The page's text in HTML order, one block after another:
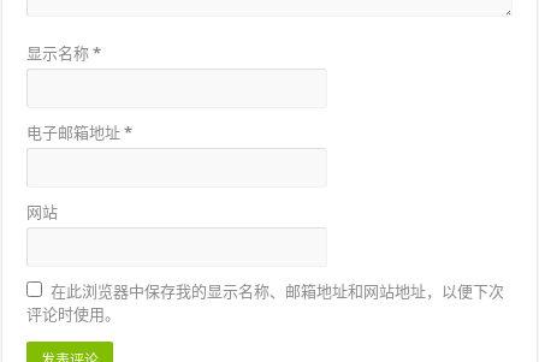
显示名称*
电子邮箱地址*
网站
在此浏览器中保存我的显示名称、邮箱地址和网站地址，以便下次
评论时使用。